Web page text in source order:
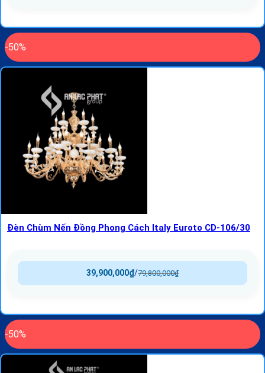
-50%
Đèn Chùm Nến Đồng Phong Cách Italy Euroto CD-106/30
79,800,000₫
/
39,900,000₫
-50%